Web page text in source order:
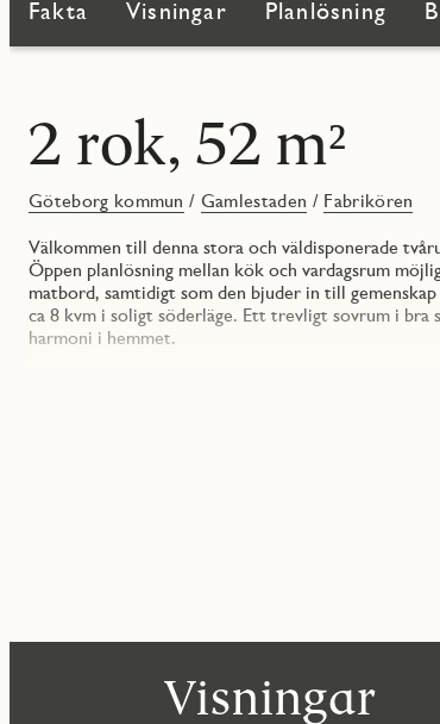
Fakta Visningar Planlösning
2 rok, 52 m²
Göteborg kommun / Gamlestaden / Fabrikören
Välkommen till denna stora och väldisponerade
Öppen planlösning mellan kök och vardagsrum
matbord, samtidigt som den bjuder in till
ca 8 kvm i soligt söderläge. Ett trevligt sovrum i bra
harmoni i hemmet.
Helkaklat och generöst badrum som är inrett i
komplement. En praktisk tvätthörna, som utöver
I Fabrikören flyttar ni in i ett expansivt och
Visningar